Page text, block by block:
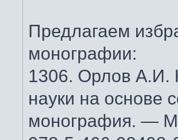
Предлагаем
монографии:
1306. Орлов А.И.
науки на основе
монография. —